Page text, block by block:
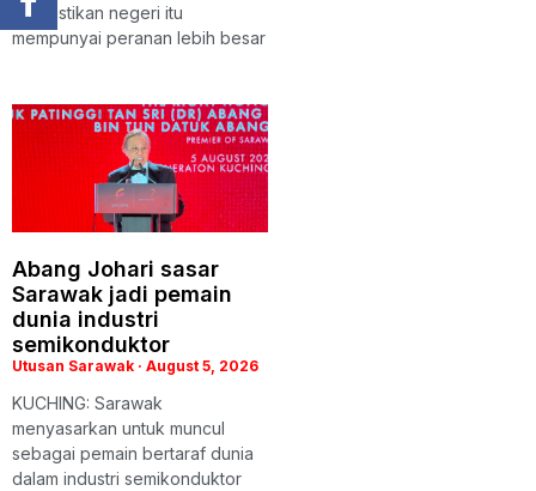
memastikan negeri itu
mempunyai peranan lebih besar
Abang Johari sasar
Sarawak jadi pemain
dunia industri
semikonduktor
Utusan Sarawak August 5, 2026
KUCHING: Sarawak
menyasarkan untuk muncul
sebagai pemain bertaraf dunia
dalam industri semikonduktor